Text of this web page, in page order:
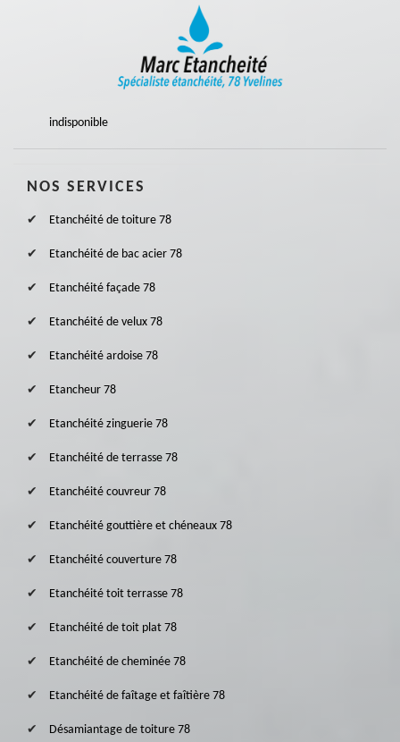
indisponible
NOS SERVICES
Etanchéité de toiture 78
Etanchéité de bac acier 78
Etanchéité façade 78
Etanchéité de velux 78
Etanchéité ardoise 78
Etancheur 78
Etanchéité zinguerie 78
Etanchéité de terrasse 78
Etanchéité couvreur 78
Etanchéité gouttière et chéneaux 78
Etanchéité couverture 78
Etanchéité toit terrasse 78
Etanchéité de toit plat 78
Etanchéité de cheminée 78
Etanchéité de faîtage et faîtière 78
Désamiantage de toiture 78